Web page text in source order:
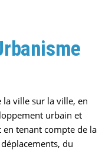
la ville sur la ville, en
urbain et
en tenant compte de la
du